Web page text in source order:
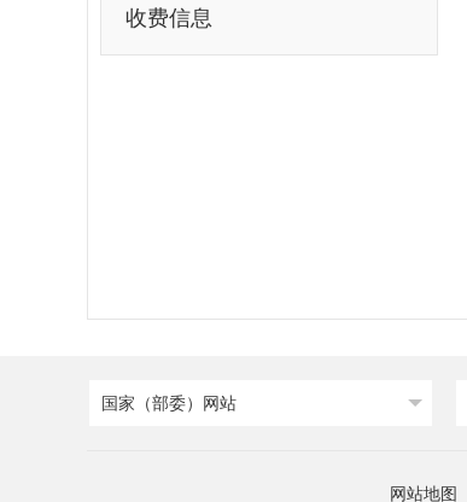
收费信息
国家（部委）网站
网站地图